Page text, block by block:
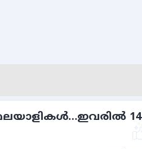
14